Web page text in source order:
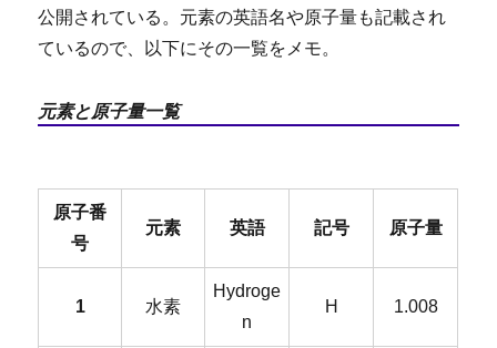
公開されている。元素の英語名や原子量も記載され
ているので、以下にその一覧をメモ。
元素と原子量一覧
原子番
号
元素 英語 記号 原子量
1 水素
Hydroge
n
H 1.008